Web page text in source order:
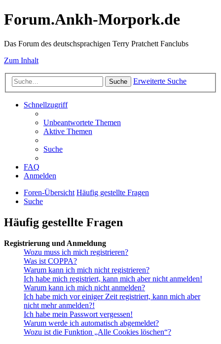
Forum.Ankh-Morpork.de
Das Forum des deutschsprachigen Terry Pratchett Fanclubs
Zum Inhalt
Suche Erweiterte Suche
Schnellzugriff
Unbeantwortete Themen
Aktive Themen
Suche
FAQ
Anmelden
Foren-Übersicht Häufig gestellte Fragen
Suche
Häufig gestellte Fragen
Registrierung und Anmeldung
Wozu muss ich mich registrieren?
Was ist COPPA?
Warum kann ich mich nicht registrieren?
Ich habe mich registriert, kann mich aber nicht anmelden!
Warum kann ich mich nicht anmelden?
Ich habe mich vor einiger Zeit registriert, kann mich aber
nicht mehr anmelden?!
Ich habe mein Passwort vergessen!
Warum werde ich automatisch abgemeldet?
Wozu ist die Funktion „Alle Cookies löschen“?